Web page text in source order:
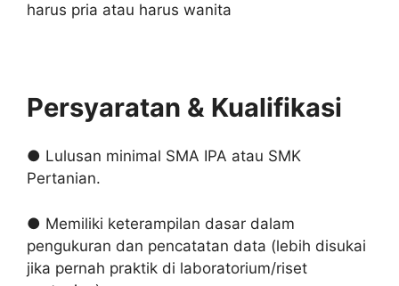
harus pria atau harus wanita
Persyaratan & Kualifikasi
● Lulusan minimal SMA IPA atau SMK
Pertanian.
● Memiliki keterampilan dasar dalam
pengukuran dan pencatatan data (lebih disukai
jika pernah praktik di laboratorium/riset